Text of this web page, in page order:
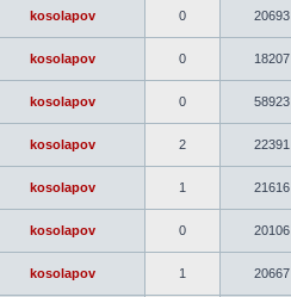
kosolapov 0 20693
kosolapov 0 18207
kosolapov 0 58923
kosolapov 2 22391
kosolapov 1 21616
kosolapov 0 20106
kosolapov 1 20667